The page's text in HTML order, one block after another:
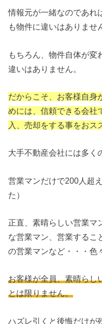
情報元が一緒なのであれ
も物件に違いはありませ
もちろん、物件自体が変
違いはありません。
だからこそ、お客様自身
めには、信頼できる会社
入、売却をする事をおス
大手不動産会社には多く
営業マンだけで200人超
た）
正直、素晴らしい営業マ
な営業マン、営業するこ
の営業マンなど・・・色
お客様が全員、素晴らし
とは限りません。
ハズレ引くと後悔だけが